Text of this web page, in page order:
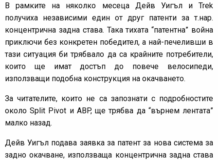
В рамките на няколко месеца Дейв Уигъл и Trek
получиха независими един от друг патенти за т.нар.
концентрична задна става. Така тихата “патентна” война
приключи без конкретен победител, а най-печеливши в
тази ситуация би трябвало да са крайните потребители,
които ще имат достъп до повече велосипеди,
използващи подобна конструкция на окачването.
За читателите, които не са запознати с подробностите
около Split Pivot и ABP, ще трябва да “върнем лентата”
малко назад.
Дейв Уигъл подава заявка за патент за нова система за
задно окачване, използваща концентрична задна става